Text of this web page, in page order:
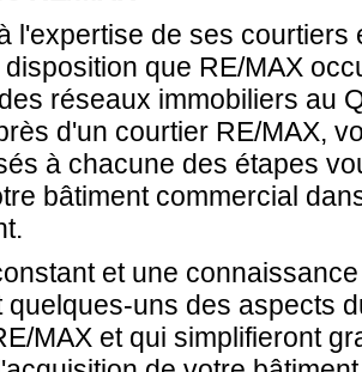
l'expertise de ses courtiers
que RE/MAX
réseaux immobiliers au
d'un courtier RE/MAX,
à chacune des étapes
bâtiment commercial
et une
quelques-uns des aspects
MAX et qui simplifieront